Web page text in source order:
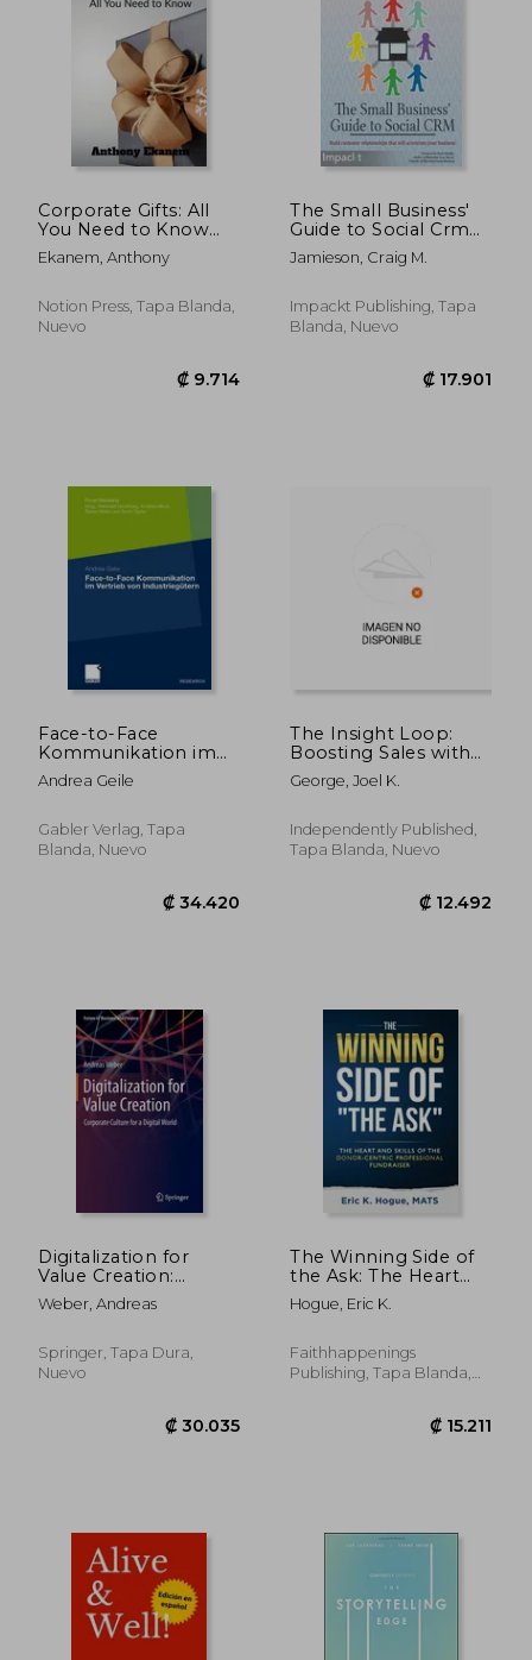
₡ 11.747
Corporate Gifts: All
You Need to Know
(en Inglés)
Ekanem, Anthony
Notion Press, Tapa Blanda,
Nuevo
The Small Business'
Guide to Social Crm
(en Inglés)
Jamieson, Craig M.
Impackt Publishing, Tapa
Blanda, Nuevo
Face-to-Face
Kommunikation im
Vertrieb von
Industriegütern
Andrea Geile
Gabler Verlag, Tapa
Blanda, Nuevo
The Insight Loop:
Boosting Sales with
Customer Insights
(en Inglés)
George, Joel K.
Independently Published,
Tapa Blanda, Nuevo
Digitalization for
Value Creation:
Corporate Culture for
a Digital World (en
Weber, Andreas
Springer, Tapa Dura,
Nuevo
The Winning Side of
the Ask: The Heart
and Skills of the
Donor-Centric
Fundraiser (en Inglés)
Hogue, Eric K.
Faithhappenings
Publishing, Tapa Blanda,